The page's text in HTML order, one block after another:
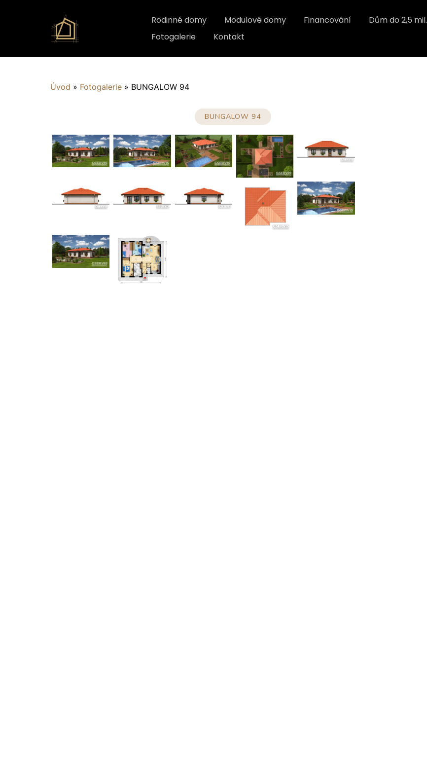
Rodinné domy Modulové domy Financování Dům do 2,5 mil.
Fotogalerie
Kontakt
Úvod » Fotogalerie » BUNGALOW 94
BUNGALOW 94